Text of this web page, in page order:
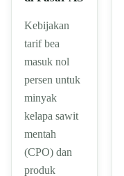
Kebijakan
tarif bea
masuk nol
persen untuk
minyak
kelapa sawit
mentah
(CPO) dan
produk